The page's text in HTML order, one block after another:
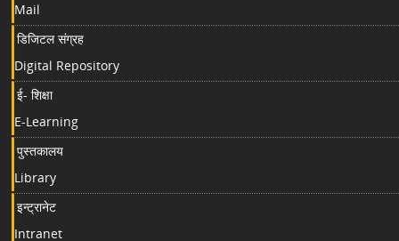
Mail
डिजिटल संग्रह
Digital Repository
ई- शिक्षा
E-Learning
पुस्तकालय
Library
इन्ट्रानेट
Intranet